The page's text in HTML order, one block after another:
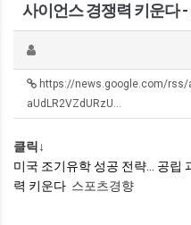
사이언스 경쟁력 키운다
https://news.google.com/rss/
aUdLR2VZdURzU…
클릭↓
미국 조기유학 성공 전략… 공립
력 키운다 스포츠경향